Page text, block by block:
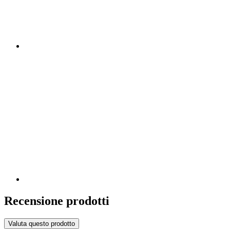
Recensione prodotti
Valuta questo prodotto